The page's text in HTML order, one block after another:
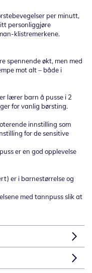
per minutt,
personliggjøre
klistremerkene.
spennende økt, men med
mot alt – både i
lærer barn å pusse i 2
for vanlig børsting.
innstilling som
for de sensitive
er en god opplevelse
er i barnestørrelse og
med tannpuss slik at